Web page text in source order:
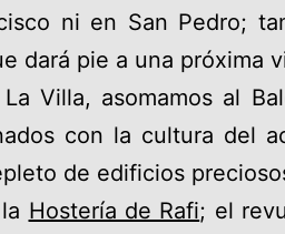
ni en San Pedro;
dará pie a una próxima
Villa, asomamos al
con la cultura del
de edificios
Hostería de Rafi; el